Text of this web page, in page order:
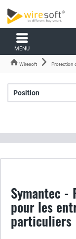
MENU
Wiresoft Protection
Symantec -
pour les
particuliers